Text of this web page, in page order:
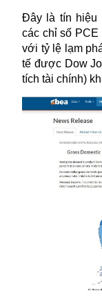
Đây là tín hiệu
các chỉ số PCE
với tỷ lệ lạm
tế được Dow
tích tài chính)